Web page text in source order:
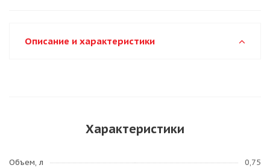
Описание и характеристики
Характеристики
Объем, л
0,75